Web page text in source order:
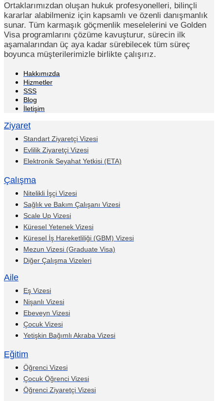
Ortaklarımızdan oluşan hukuk profesyonelleri, bilinçli
kararlar alabilmeniz için kapsamlı ve özenli danışmanlık
sunar. Tüm karmaşık göçmenlik meselelerini ve Golden
Visa programlarını çözüme kavuşturur, sürecin ilk
aşamalarından üç aya kadar sürebilecek tüm süreç
boyunca müşterilerimizle birlikte çalışırız.
Hakkımızda
Hizmetler
SSS
Blog
İletişim
Ziyaret
Standart Ziyaretçi Vizesi
Evlilik Ziyaretçi Vizesi
Elektronik Seyahat Yetkisi (ETA)
Çalışma
Nitelikli İşçi Vizesi
Sağlık ve Bakım Çalışanı Vizesi
Scale Up Vizesi
Küresel Yetenek Vizesi
Küresel İş Hareketliliği (GBM) Vizesi
Mezun Vizesi (Graduate Visa)
Diğer Çalışma Vizeleri
Aile
Eş Vizesi
Nişanlı Vizesi
Ebeveyn Vizesi
Çocuk Vizesi
Yetişkin Bağımlı Akraba Vizesi
Eğitim
Öğrenci Vizesi
Çocuk Öğrenci Vizesi
Öğrenci Ziyaretçi Vizesi